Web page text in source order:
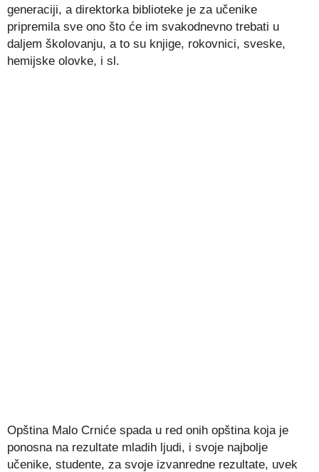
generaciji, a direktorka biblioteke je za učenike
pripremila sve ono što će im svakodnevno trebati u
daljem školovanju, a to su knjige, rokovnici, sveske,
hemijske olovke, i sl.
Opština Malo Crniće spada u red onih opština koja je
ponosna na rezultate mladih ljudi, i svoje najbolje
učenike, studente, za svoje izvanredne rezultate, uvek